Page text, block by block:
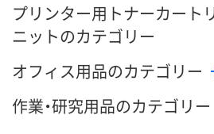
プリンター用トナーカート
ニットのカテゴリー
オフィス用品のカテゴリー
作業・研究用品のカテゴリー